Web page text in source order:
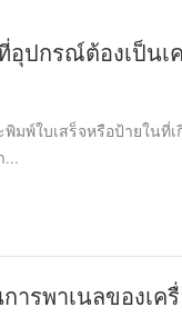
ปกรณ์ต้องเป็น
มพ์ใบเสร็จหรือป้ายใ
...
ารพาเนลของเค